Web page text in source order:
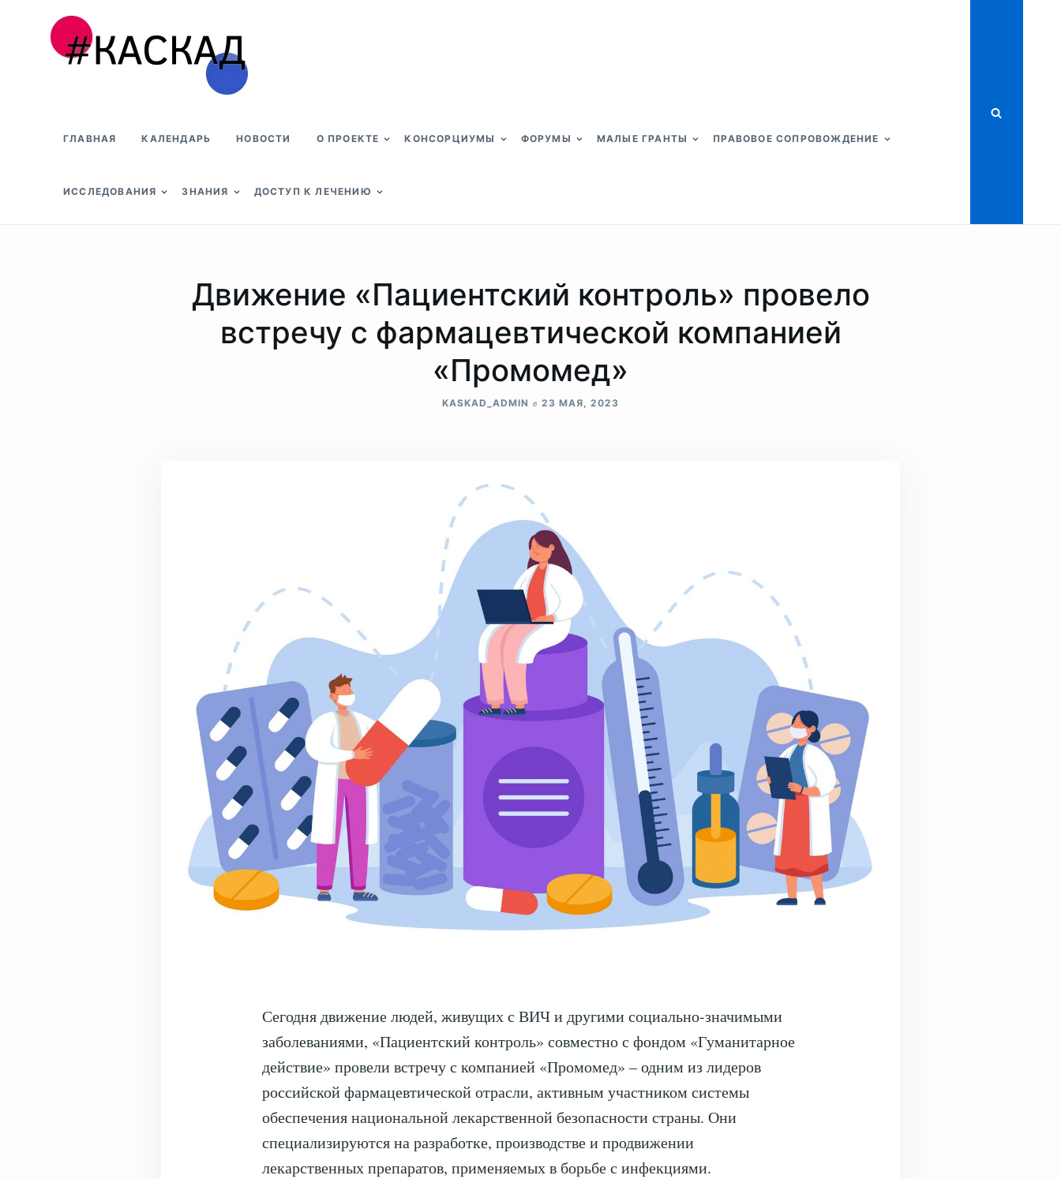
ГЛАВНАЯ КАЛЕНДАРЬ НОВОСТИ О ПРОЕКТЕ КОНСОРЦИУМЫ ФОРУМЫ МАЛЫЕ ГРАНТЫ ПРАВОВОЕ СОПРОВОЖДЕНИЕ
ИССЛЕДОВАНИЯ ЗНАНИЯ ДОСТУП К ЛЕЧЕНИЮ
Движение «Пациентский контроль» провело
встречу с фармацевтической компанией
«Промомед»
KASKAD_ADMIN в 23 МАЯ, 2023
Сегодня движение людей, живущих с ВИЧ и другими социально-значимыми
заболеваниями, «Пациентский контроль» совместно с фондом «Гуманитарное
действие» провели встречу с компанией «Промомед» – одним из лидеров
российской фармацевтической отрасли, активным участником системы
обеспечения национальной лекарственной безопасности страны. Они
специализируются на разработке, производстве и продвижении
лекарственных препаратов, применяемых в борьбе с инфекциями.